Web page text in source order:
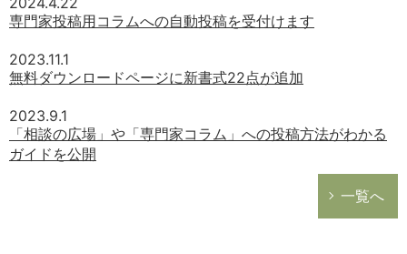
専門家投稿用コラムへの自動投稿を受付けます
2023.11.1
無料ダウンロードページに新書式22点が追加
2023.9.1
「相談の広場」や「専門家コラム」への投稿方法がわかる
ガイドを公開
一覧へ